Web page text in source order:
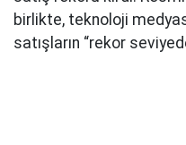
birlikte, teknoloji
satışların “rekor